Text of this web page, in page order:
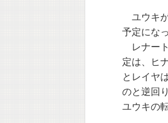
ユウキ
予定にな
レナー
定は、ヒ
とレイヤ
のと逆回
ユウキの